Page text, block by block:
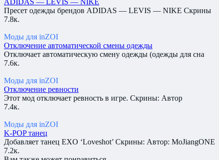
ADIDAS — LEVIS — NIKE
Пресет одежды брендов ADIDAS — LEVIS — NIKE Скрины
7.8к.
Моды для inZOI
Отключение автоматической смены одежды
Отключает автоматическую смену одежды (одежды для сна
7.6к.
Моды для inZOI
Отключение ревности
Этот мод отключает ревность в игре. Скрины: Автор
7.4к.
Моды для inZOI
K-POP танец
Добавляет танец EXO ‘Loveshot’ Скрины: Автор: MoJiangONE
7.2к.